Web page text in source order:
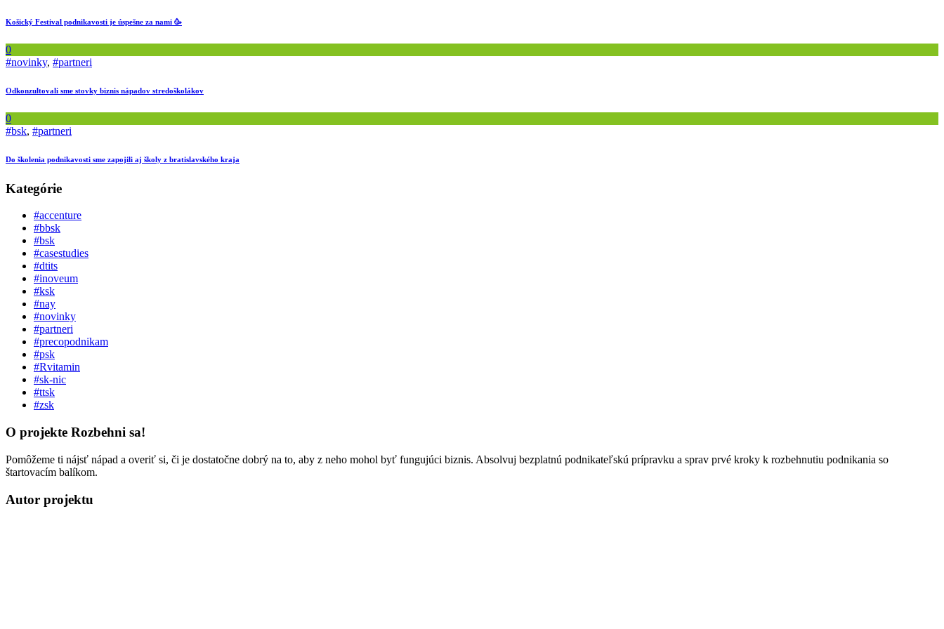
Košický Festival podnikavosti je úspešne za nami 🥳
0
#novinky, #partneri
Odkonzultovali sme stovky biznis nápadov stredoškolákov
0
#bsk, #partneri
Do školenia podnikavosti sme zapojili aj školy z bratislavského kraja
Kategórie
#accenture
#bbsk
#bsk
#casestudies
#dtits
#inoveum
#ksk
#nay
#novinky
#partneri
#precopodnikam
#psk
#Rvitamin
#sk-nic
#ttsk
#zsk
O projekte Rozbehni sa!
Pomôžeme ti nájsť nápad a overiť si, či je dostatočne dobrý na to, aby z neho mohol byť fungujúci biznis. Absolvuj bezplatnú podnikateľskú prípravku a sprav prvé kroky k rozbehnutiu podnikania so
štartovacím balíkom.
Autor projektu